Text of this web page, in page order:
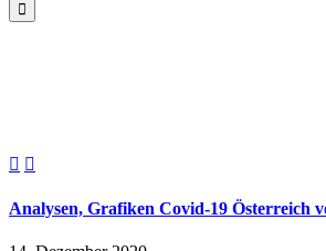

 
Analysen, Grafiken Covid-19 Österreich